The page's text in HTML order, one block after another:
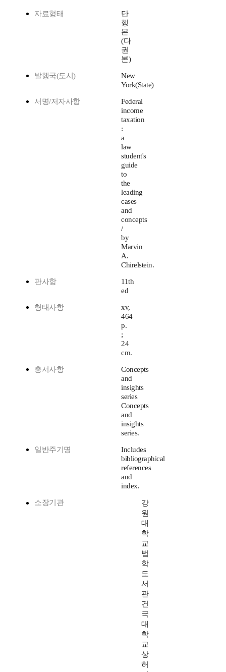
자료형태
단
행
본
(다
권
본)
발행국(도시)
New
York(State)
서명/저자사항
Federal
income
taxation
:
a
law
student's
guide
to
the
leading
cases
and
concepts
/
by
Marvin
A.
Chirelstein.
판사항
11th
ed
형태사항
xv,
464
p.
;
24
cm.
총서사항
Concepts
and
insights
series
Concepts
and
insights
series.
일반주기명
Includes
bibliographical
references
and
index.
소장기관
강
원
대
학
교
법
학
도
서
관
건
국
대
학
교
상
허